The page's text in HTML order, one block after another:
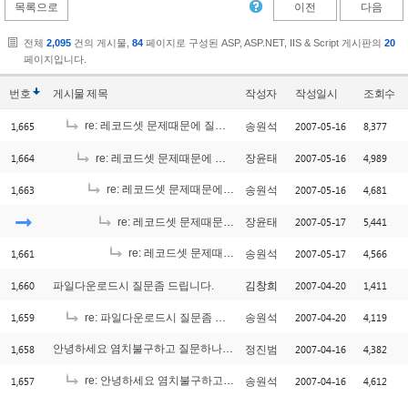
목록으로 이전 다음
전체 2,095 건의 게시물, 84 페이지로 구성된 ASP, ASP.NET, IIS & Script 게시판의 20
페이지입니다.
번호 게시물제목 작성자 작성일시 조회수
1,665 re: 레코드셋 문제때문에 질문 올립니다. ^^;; [2]
송원석 2007-05-16 8,377
1,664 re: 레코드셋 문제때문에 질문 올립니다. ^^;; 장윤태 2007-05-16 4,989
1,663 re: 레코드셋 문제때문에 질문 올립니다. ^^;; [1]
송원석 2007-05-16 4,681
re: 레코드셋 문제때문에 질문 올립니다. ^^;; 장윤태 2007-05-17 5,441
1,661 re: 레코드셋 문제때문에 질문 올립니다. ^^;; [1]
송원석 2007-05-17 4,566
1,660 파일다운로드시 질문좀 드립니다. 김창희 2007-04-20 1,411
1,659 re: 파일다운로드시 질문좀 드립니다. 송원석 2007-04-20 4,119
1,658 안녕하세요 염치불구하고 질문하나 드립니다. [2]
정진범 2007-04-16 4,382
1,657 re: 안녕하세요 염치불구하고 질문하나 드립니다. [2]
송원석 2007-04-16 4,612